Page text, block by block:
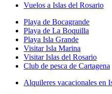
Vuelos a Islas del Rosario
Playa de Bocagrande
Playa de La Boquilla
Playa Isla Grande
Visitar Isla Marina
Visitar Islas del Rosario
Club de pesca de Cartagena
Alquileres vacacionales en